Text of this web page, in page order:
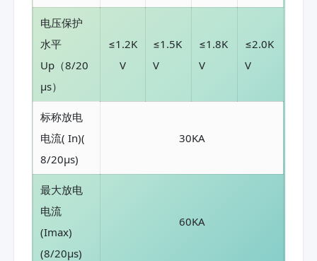
电压保护
水平
Up（8/20
μs）
≤1.2K
V
≤1.5K
V
≤1.8K
V
≤2.0K
V
标称放电
电流( In)(
8/20μs)
30KA
最大放电
电流
(Imax)
(8/20μs)
60KA